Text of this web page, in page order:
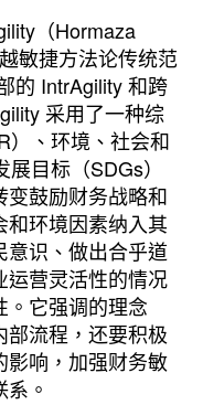
（Hormaza
敏捷方法论传统范
的 IntrAgility 和跨
采用了一种综
）、环境、社会和
目标（SDGs）
鼓励财务战略和
环境因素纳入其
识、做出合乎道
运营灵活性的情况
。它强调的理念
流程，还要积极
影响，加强财务敏
。